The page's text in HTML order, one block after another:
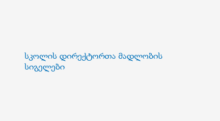
სკოლის დირექტორთა მადლობის
სიგელები